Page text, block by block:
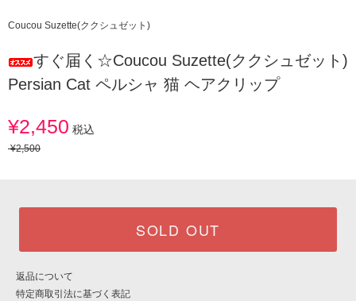
Coucou Suzette(ククシュゼット)
すぐ届く☆Coucou Suzette(ククシュゼット)
Persian Cat ペルシャ 猫 ヘアクリップ
¥2,450 税込
¥2,500
SOLD OUT
返品について
特定商取引法に基づく表記